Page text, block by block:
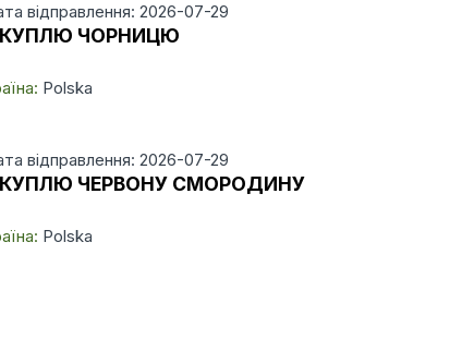
відправлення: 2026-07-29
ЧОРНИЦЮ
Polska
відправлення: 2026-07-29
ЧЕРВОНУ СМОРОДИНУ
Polska